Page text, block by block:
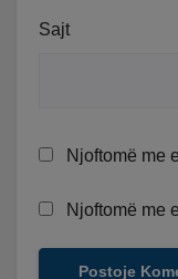
Sajt
Njoftomë me
Njoftomë me